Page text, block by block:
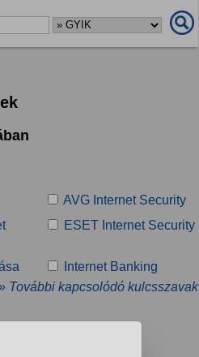
AVG Internet Security
ESET Internet Security
Internet Banking
További kapcsolódó kulcsszavak